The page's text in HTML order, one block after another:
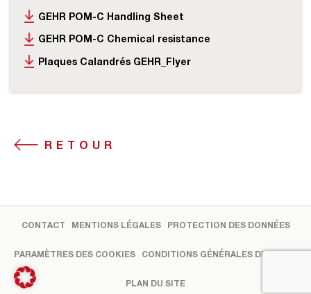
GEHR POM-C Handling Sheet
GEHR POM-C Chemical resistance
Plaques Calandrés GEHR_Flyer
RETOUR
CONTACT MENTIONS LÉGALES PROTECTION DES DONNÉES
PARAMÈTRES DES COOKIES CONDITIONS GÉNÉRALES DE VENTE
PLAN DU SITE